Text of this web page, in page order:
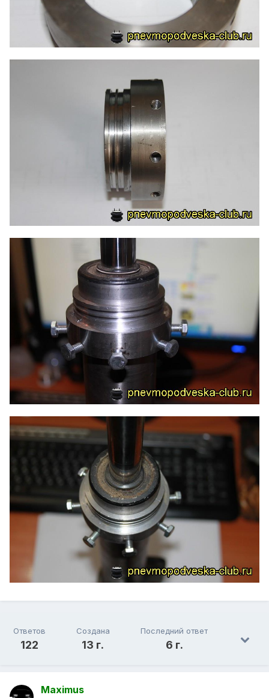
Ответов
122
Создана
13 г.
Последний ответ
6 г.
Maximus